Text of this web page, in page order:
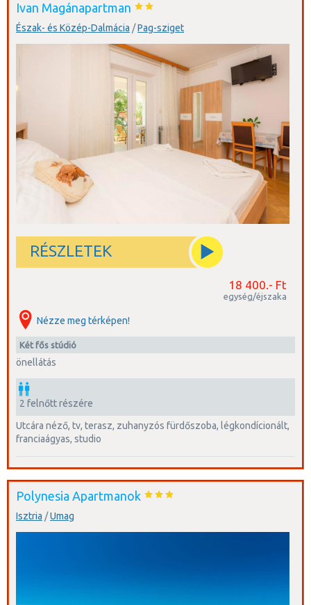
Ivan Magánapartman
Észak- és Közép-Dalmácia /Pag-sziget
RÉSZLETEK
18 400.- Ft
egység/éjszaka
Nézze meg térképen!
két fős stúdió
önellátás
2 felnőtt részére
utcára néző, tv, terasz, zuhanyzós fürdőszoba, légkondícionált,
franciaágyas, studio
Polynesia Apartmanok
Isztria /Umag